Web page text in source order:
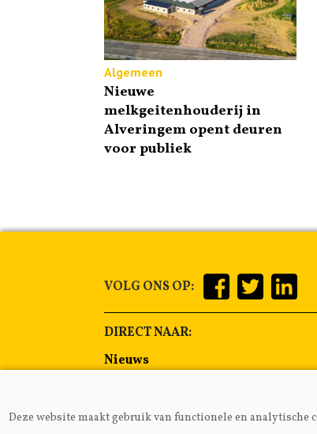
Algemeen
Nieuwe
melkgeitenhouderij in
Alveringem opent deuren
voor publiek
VOLG ONS OP:
DIRECT NAAR:
Nieuws
Gezondheid
Deze website maakt gebruik van functionele en